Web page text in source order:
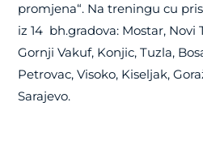
promjena“. Na treningu cu
iz 14 bh.gradova: Mostar, Novi
Gornji Vakuf, Konjic, Tuzla,
Petrovac, Visoko, Kiseljak,
Sarajevo.